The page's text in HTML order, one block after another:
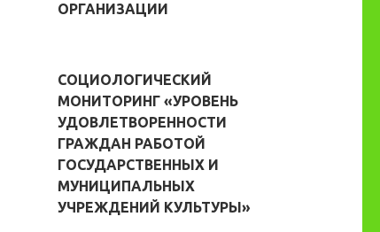
ОРГАНИЗАЦИИ
СОЦИОЛОГИЧЕСКИЙ
МОНИТОРИНГ «УРОВЕНЬ
УДОВЛЕТВОРЕННОСТИ
ГРАЖДАН РАБОТОЙ
ГОСУДАРСТВЕННЫХ И
МУНИЦИПАЛЬНЫХ
УЧРЕЖДЕНИЙ КУЛЬТУРЫ»